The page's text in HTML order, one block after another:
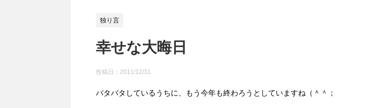
独り言
幸せな大晦日
投稿日： 2011/12/31
バタバタしているうちに、もう今年も終わろうとしていますね（＾＾；